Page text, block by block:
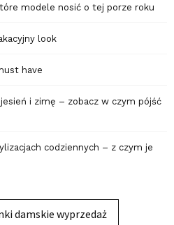
modele nosić o tej porze roku
look
have
i zimę – zobacz w czym pójść
codziennych – z czym je
damskie wyprzedaż